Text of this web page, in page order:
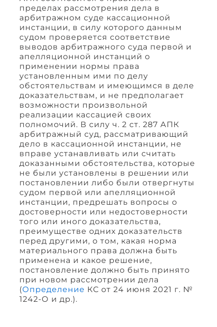
пределах рассмотрения дела в
арбитражном суде кассационной
инстанции, в силу которого данным
судом проверяется соответствие
выводов арбитражного суда первой и
апелляционной инстанций о
применении нормы права
установленным ими по делу
обстоятельствам и имеющимся в деле
доказательствам, и не предполагает
возможности произвольной
реализации кассацией своих
полномочий. В силу ч. 2 ст. 287 АПК
арбитражный суд, рассматривающий
дело в кассационной инстанции, не
вправе устанавливать или считать
доказанными обстоятельства, которые
не были установлены в решении или
постановлении либо были отвергнуты
судом первой или апелляционной
инстанции, предрешать вопросы о
достоверности или недостоверности
того или иного доказательства,
преимуществе одних доказательств
перед другими, о том, какая норма
материального права должна быть
применена и какое решение,
постановление должно быть принято
при новом рассмотрении дела
(Определение КС от 24 июня 2021 г. №
1242-О и др.).